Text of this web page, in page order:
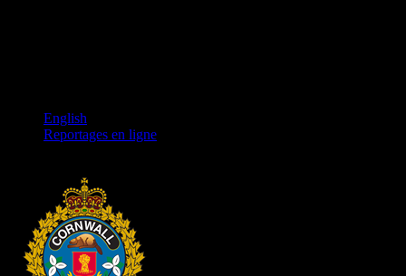
English
Reportages en ligne